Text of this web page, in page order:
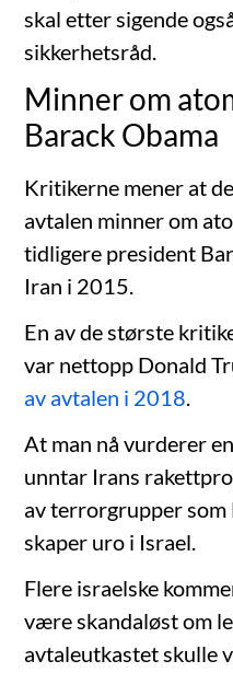
skal etter sigende
sikkerhetsråd.
Minner om
Barack Obama
Kritikerne mener at
avtalen minner om
tidligere president
Iran i 2015.
En av de største
var nettopp Donald
av avtalen i 2018
At man nå vurderer
unntar Irans
av terrorgrupper som
skaper uro i Israel.
Flere israelske
være skandaløst om
avtaleutkastet skulle